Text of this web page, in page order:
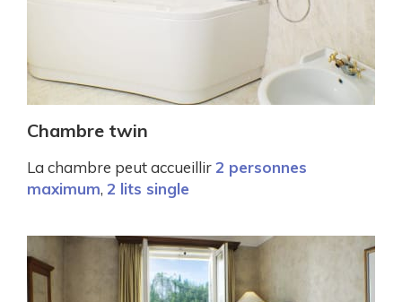
Chambre twin
La chambre peut accueillir2 personnes
maximum, 2 lits single